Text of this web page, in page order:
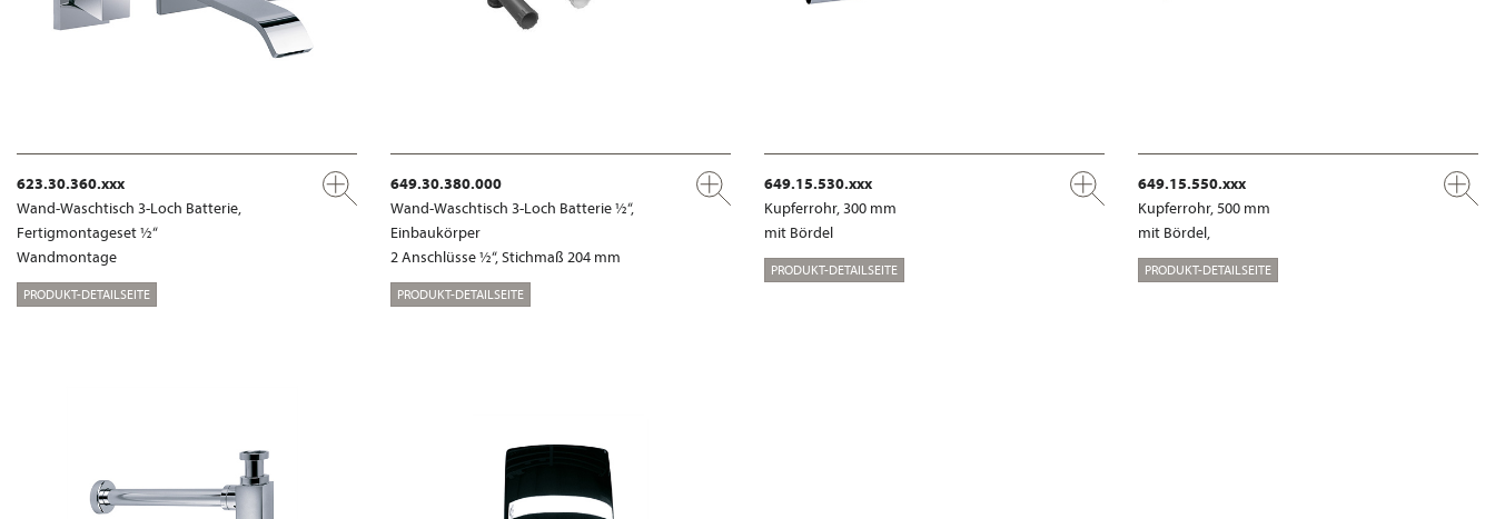
623.30.360.xxx
Wand-Waschtisch 3-Loch Batterie,
Fertigmontageset ½“
Wandmontage
PRODUKT-DETAILSEITE
649.30.380.000
Wand-Waschtisch 3-Loch Batterie ½“,
Einbaukörper
2 Anschlüsse ½“, Stichmaß 204 mm
PRODUKT-DETAILSEITE
649.15.530.xxx
Kupferrohr, 300 mm
mit Bördel
PRODUKT-DETAILSEITE
649.15.550.xxx
Kupferrohr, 500 mm
mit Bördel,
PRODUKT-DETAILSEITE